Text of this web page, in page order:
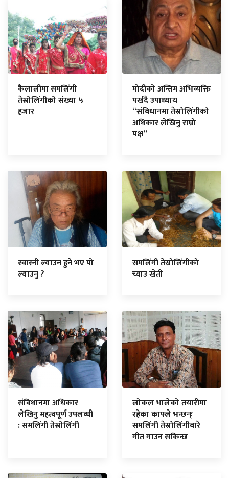
कैलालीमा समलिंगी
तेस्रोलिंगीको संख्या ५
हजार
मोदीको अन्तिम अभिव्यक्ति
पर्खदै उपाध्याय
“संबिधानमा तेस्रोलिंगीको
अधिकार लेखिनु राम्रो
पक्ष”
स्वास्नी ल्याउन हुने भए पो
ल्याउनु ?
समलिंगी तेस्रोलिंगीको
च्याउ खेती
संबिधानमा अधिकार
लेखिनु महत्वपूर्ण उपलव्धी
: समलिंगी तेस्रोलिंगी
लोकल भालेको तयारीमा
रहेका काफ्ले भन्छन्ः
समलिंगी तेस्रोलिंगीबारे
गीत गाउन सकिन्छ